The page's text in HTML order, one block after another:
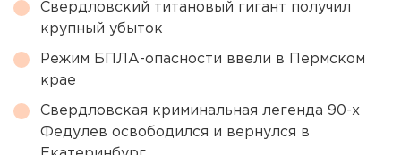
Свердловский титановый гигант получил
крупный убыток
Режим БПЛА-опасности ввели в Пермском
крае
Свердловская криминальная легенда 90-х
Федулев освободился и вернулся в